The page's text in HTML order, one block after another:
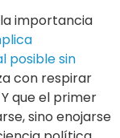
importancia
posible sin
con respirar
que el primer
sino enojarse